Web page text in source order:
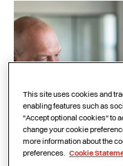
Case study:
This site uses cookies and
enabling features such as
"Accept optional cookies" to
change your cookie
more information about the
preferences. Cookie